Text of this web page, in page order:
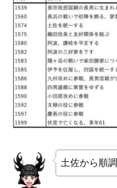
土佐から順